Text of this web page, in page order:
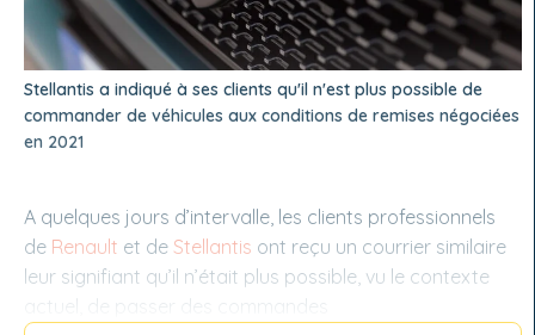
Stellantis a indiqué à ses clients qu'il n'est plus possible de
commander de véhicules aux conditions de remises négociées
en 2021
A quelques jours d’intervalle, les clients professionnels
de Renault et de Stellantis ont reçu un courrier similaire
leur signifiant qu’il n’était plus possible, vu le contexte
actuel, de passer des commandes